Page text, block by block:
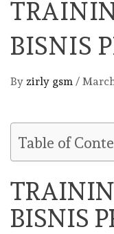
BISNIS
By zirly gsm /
Table of
BISNIS